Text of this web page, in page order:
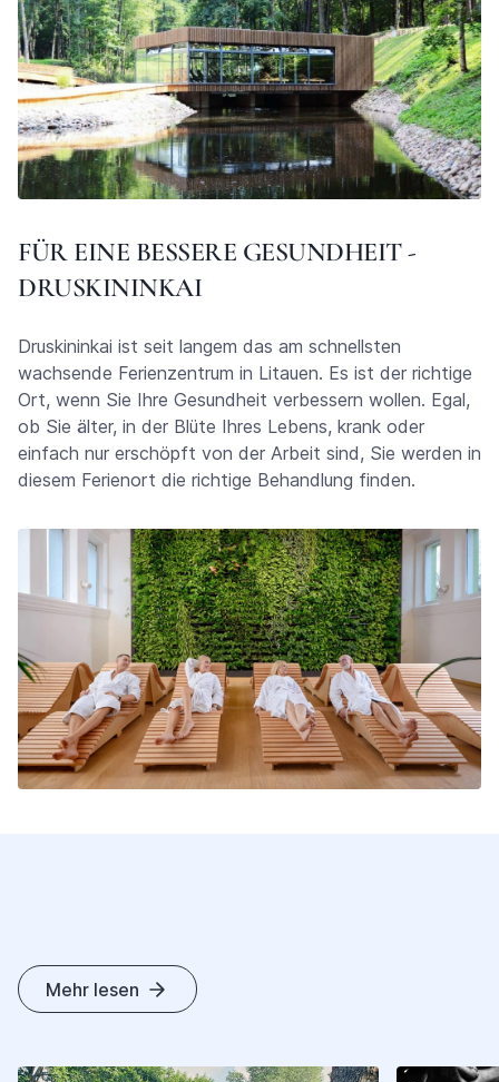
FÜR EINE BESSERE GESUNDHEIT -
DRUSKININKAI
Druskininkai ist seit langem das am schnellsten
wachsende Ferienzentrum in Litauen. Es ist der richtige
Ort, wenn Sie Ihre Gesundheit verbessern wollen. Egal,
ob Sie älter, in der Blüte Ihres Lebens, krank oder
einfach nur erschöpft von der Arbeit sind, Sie werden in
diesem Ferienort die richtige Behandlung finden.
Mehr lesen